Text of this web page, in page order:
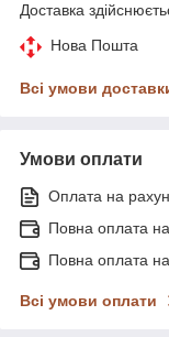
Доставка
Нова Пошта
Всі умови
Умови оплати
Оплата на
Повна оплата
Повна оплата
Всі умови оплати